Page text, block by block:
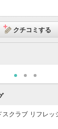
クチコミする
スクラブ リフレッ